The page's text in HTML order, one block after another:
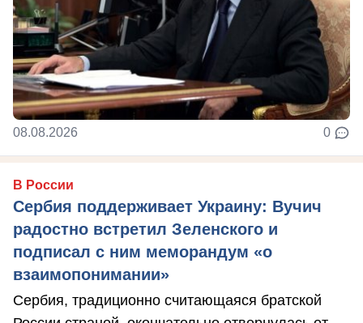
08.08.2026 0
В России
Сербия поддерживает Украину: Вучич
радостно встретил Зеленского и
подписал с ним меморандум «о
взаимопонимании»
Сербия, традиционно считающаяся братской